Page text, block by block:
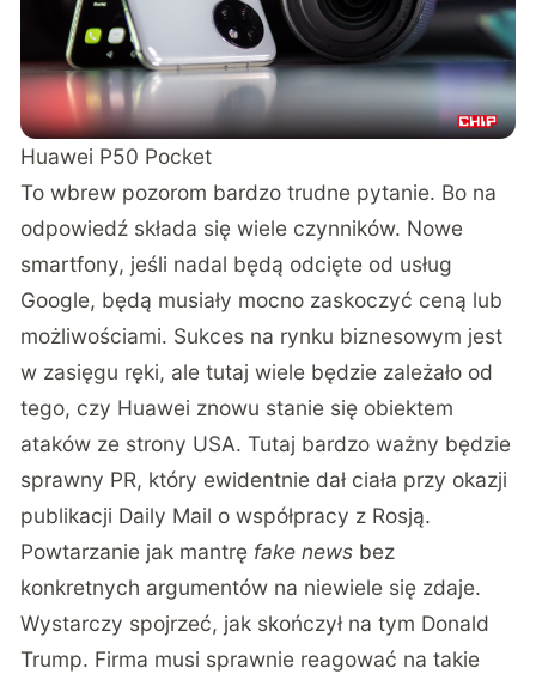
Huawei P50 Pocket
To wbrew pozorom bardzo trudne pytanie. Bo na
odpowiedź składa się wiele czynników. Nowe
smartfony, jeśli nadal będą odcięte od usług
Google, będą musiały mocno zaskoczyć ceną lub
możliwościami. Sukces na rynku biznesowym jest
w zasięgu ręki, ale tutaj wiele będzie zależało od
tego, czy Huawei znowu stanie się obiektem
ataków ze strony USA. Tutaj bardzo ważny będzie
sprawny PR, który ewidentnie dał ciała przy okazji
publikacji Daily Mail o współpracy z Rosją.
Powtarzanie jak mantrę fake news bez
konkretnych argumentów na niewiele się zdaje.
Wystarczy spojrzeć, jak skończył na tym Donald
Trump. Firma musi sprawnie reagować na takie